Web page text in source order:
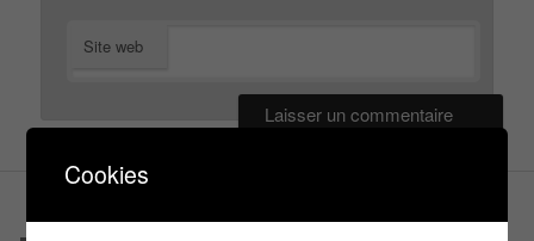
Site web
Cookies